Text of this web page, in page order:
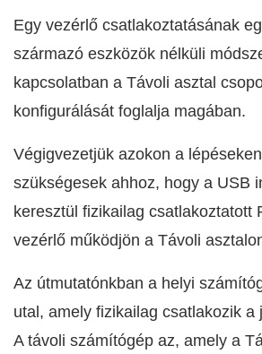
Egy vezérlő csatlakoztatásának
származó eszközök nélküli
kapcsolatban a Távoli asztal
konfigurálását foglalja magában.
Végigvezetjük azokon a
szükségesek ahhoz, hogy a USB
keresztül fizikailag csatlakoztatott
vezérlő működjön a Távoli
Az útmutatónkban a helyi
utal, amely fizikailag csatlakozik a
A távoli számítógép az, amely a